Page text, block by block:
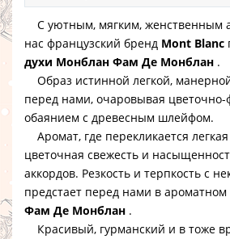
С уютным, мягким, женственным
нас французский бренд Mont Blanc
духи Монблан Фам Де Монблан .
Образ истинной легкой,
перед нами, очаровывая
обаянием с древесным шлейфом.
Аромат, где перекликается
цветочная свежесть и
аккордов. Резкость и терпкость с
предстает перед нами в
Фам Де Монблан .
Красивый, гурманский и в тоже